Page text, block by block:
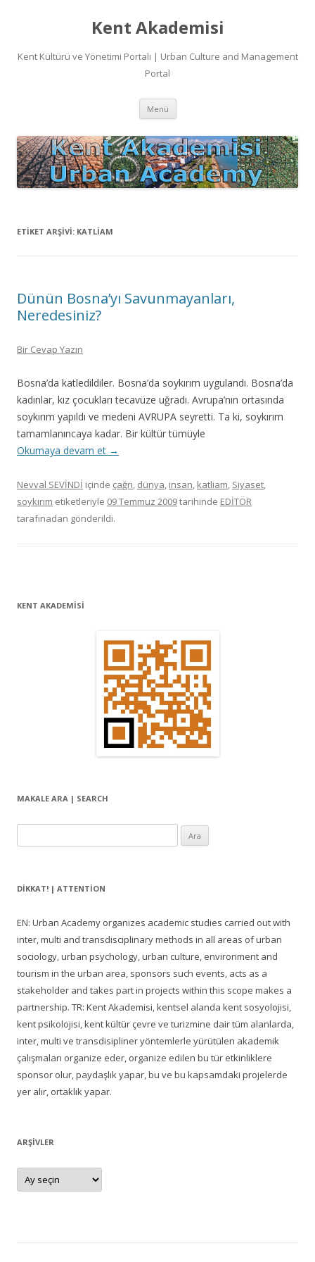
Kent Akademisi
Kent Kültürü ve Yönetimi Portalı | Urban Culture and Management
Portal
Menü İçeriğe
ETIKET ARŞIVI: KATLIAM
Dünün Bosna’yı Savunmayanları,
Neredesiniz?
Bir Cevap Yazın
Bosna’da katledildiler. Bosna’da soykırım uygulandı. Bosna’da
kadınlar, kız çocukları tecavüze uğradı. Avrupa’nın ortasında
soykırım yapıldı ve medeni AVRUPA seyretti. Ta ki, soykırım
tamamlanıncaya kadar. Bir kültür tümüyle
Okumaya devam et →
Nevval SEVİNDİ içinde çağrı, dünya, insan, katliam, Siyaset,
soykırım etiketleriyle 09 Temmuz 2009tarihinde EDİTÖR
tarafınadan gönderildi.
KENT AKADEMİSİ
MAKALE ARA | SEARCH
DIKKAT! | ATTENTION
EN: Urban Academy organizes academic studies carried out with
inter, multi and transdisciplinary methods in all areas of urban
sociology, urban psychology, urban culture, environment and
tourism in the urban area, sponsors such events, acts as a
stakeholder and takes part in projects within this scope makes a
partnership. TR: Kent Akademisi, kentsel alanda kent sosyolojisi,
kent psikolojisi, kent kültür çevre ve turizmine dair tüm alanlarda,
inter, multi ve transdisipliner yöntemlerle yürütülen akademik
çalışmaları organize eder, organize edilen bu tür etkinliklere
sponsor olur, paydaşlık yapar, bu ve bu kapsamdaki projelerde
yer alır, ortaklık yapar.
ARŞIVLER
Arşivler